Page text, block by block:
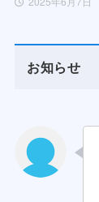
お知らせ